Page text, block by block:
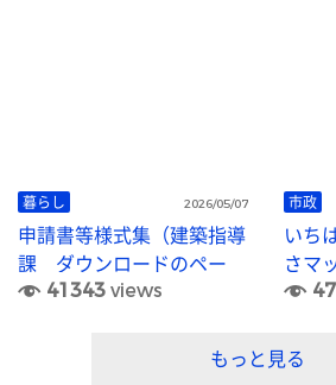
暮らし 2026/05/07
申請書等様式集（建築指導
課 ダウンロードのペー
ジ）41343views
市政
いち
さマ
もっと見る